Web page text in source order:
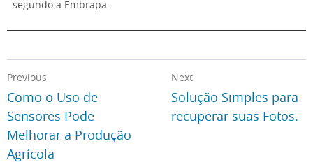
segundo a Embrapa.
Previous
Como o Uso de
Sensores Pode
Melhorar a Produção
Agrícola
Next
Solução Simples para
recuperar suas Fotos.